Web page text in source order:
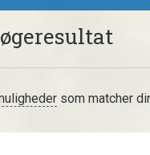
som matcher